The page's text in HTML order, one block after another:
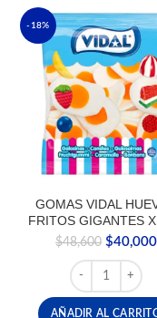
-18%
GOMAS VIDAL
FRITOS GIGANTES
$48,600 El
precio
original
era:
$40,000
GOMAS
AÑADIR AL